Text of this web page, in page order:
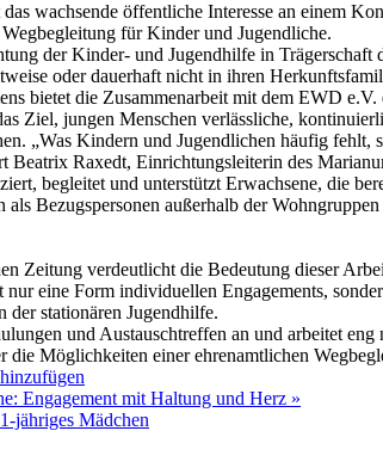
wachsende öffentliche Interesse an einem
für Kinder und Jugendliche.
der Kinder- und Jugendhilfe in
oder dauerhaft nicht in ihren
bietet die Zusammenarbeit mit dem EWD
Ziel, jungen Menschen verlässliche,
„Was Kindern und Jugendlichen häufig fehlt,
Beatrix Raxedt, Einrichtungsleiterin des
begleitet und unterstützt Erwachsene, die
als Bezugspersonen außerhalb der
Zeitung verdeutlicht die Bedeutung dieser
eine Form individuellen Engagements,
der stationären Jugendhilfe.
und Austauschtreffen an und arbeitet
die Möglichkeiten einer ehrenamtlichen
Engagement mit Haltung und Herz »
jähriges Mädchen